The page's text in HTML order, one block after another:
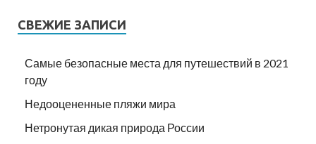
СВЕЖИЕ ЗАПИСИ
Самые безопасные места для путешествий в 2021
году
Недооцененные пляжи мира
Нетронутая дикая природа России